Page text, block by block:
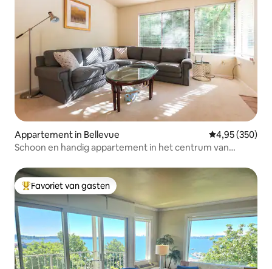
Appartement in Bellevue Gemiddelde
4,95 (350)
Schoon en handig appartement in het centrum van
Topfavoriet van gasten
Favoriet van gasten